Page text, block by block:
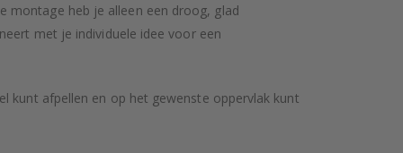
montage heb je alleen een droog, glad
met je individuele idee voor een
kunt afpellen en op het gewenste oppervlak kunt